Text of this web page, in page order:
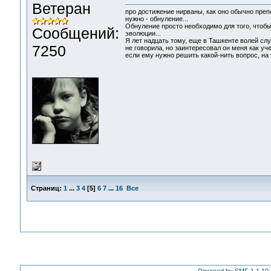
Ветеран
Сообщений:
7250
про достижение нирваны, как оно обычно
нужно - обнуление...
Обнуление просто необходимо для того,
эволюции...
Я лет надцать тому, еще в Ташкенте волей
не говорила, но заинтересовал он меня как
если ему нужно решить какой-нить вопрос, на
Страниц: 1 ... 3 4[5] 6 7 ... 16 Все